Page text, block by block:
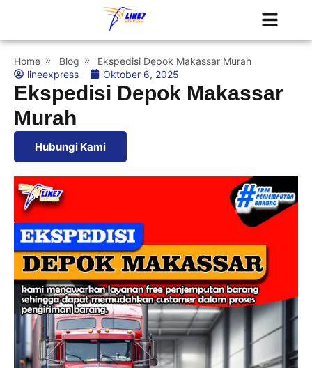
Home Blog
Ekspedisi Depok Makassar Murah
lineexpress
Oktober 6, 2025
Ekspedisi Depok Makassar
Murah
Hubungi Kami